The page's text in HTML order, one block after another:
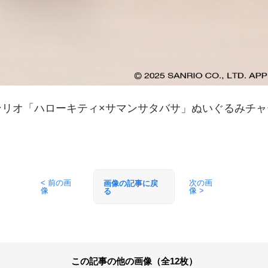
オ「ハローキティ×サマンサタバサ」ぬいぐるみチ
< 前の画
像
画像の記事に戻
る
次の画
像 >
この記事の他の画像（全12枚）